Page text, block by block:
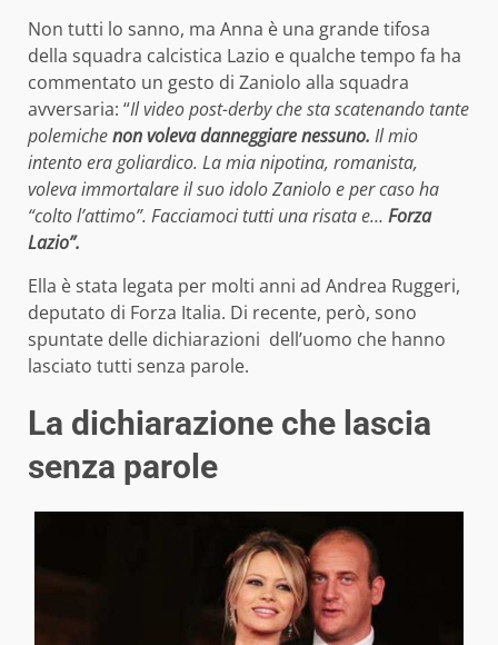
Non tutti lo sanno, ma Anna è una grande tifosa
della squadra calcistica Lazio e qualche tempo fa ha
commentato un gesto di Zaniolo alla squadra
avversaria: “Il video post-derby che sta scatenando tante
polemichenon voleva danneggiare nessuno. Il mio
intento era goliardico. La mia nipotina, romanista,
voleva immortalare il suo idolo Zaniolo e per caso ha
“colto l’attimo”. Facciamoci tutti una risata e… Forza
Lazio”.
Ella è stata legata per molti anni ad Andrea Ruggeri,
deputato di Forza Italia. Di recente, però, sono
spuntate delle dichiarazioni dell’uomo che hanno
lasciato tutti senza parole.
La dichiarazione che lascia
senza parole